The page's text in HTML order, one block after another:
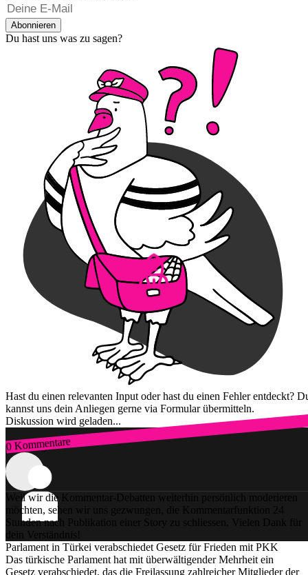
Abonnieren
Du hast uns was zu sagen?
Hast du einen relevanten Input oder hast du einen Fehler entdeckt?
kannst uns dein Anliegen gerne via Formular übermitteln.
Diskussion wird geladen...
0 Kommentare
Zum Login
Weil wir die Kommentar-Debatten weiterhin persönlich moderieren
möchten, sehen wir uns gezwungen, die Kommentarfunktion 24
Stunden nach Publikation einer Story zu schliessen. Vielen Dank für
dein Verständnis!
Parlament in Türkei verabschiedet Gesetz für Frieden mit PKK
Das türkische Parlament hat mit überwältigender Mehrheit ein
Gesetz verabschiedet, das die Freilassung zahlreicher Mitglieder der